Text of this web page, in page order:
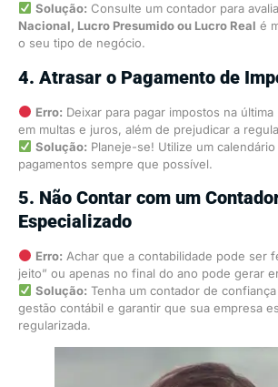
Solução: Consulte um contador para
Nacional, Lucro Presumido ou Lucro Real é
o seu tipo de negócio.
4. Atrasar o Pagamento de
Erro: Deixar para pagar impostos na
em multas e juros, além de prejudicar a
Solução: Planeje-se! Utilize um
pagamentos sempre que possível.
5. Não Contar com um
Especializado
Erro: Achar que a contabilidade pode ser
jeito” ou apenas no final do ano pode gerar
Solução: Tenha um contador de
gestão contábil e garantir que sua empresa
regularizada.